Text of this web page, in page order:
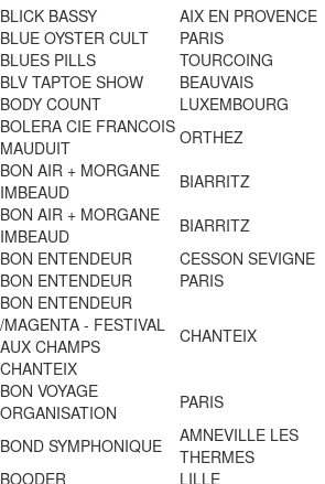
BLICK BASSY
AIX EN PROVENCE
BLUE OYSTER CULT
PARIS
BLUES PILLS
TOURCOING
BLV TAPTOE SHOW
BEAUVAIS
BODY COUNT
LUXEMBOURG
BOLERA CIE FRANCOIS
MAUDUIT
ORTHEZ
BON AIR + MORGANE
IMBEAUD
BIARRITZ
BON AIR + MORGANE
IMBEAUD
BIARRITZ
BON ENTENDEUR
CESSON SEVIGNE
BON ENTENDEUR
PARIS
BON ENTENDEUR
/MAGENTA - FESTIVAL
AUX CHAMPS
CHANTEIX
CHANTEIX
BON VOYAGE
ORGANISATION
PARIS
BOND SYMPHONIQUE
AMNEVILLE LES
THERMES
BOODER
LILLE